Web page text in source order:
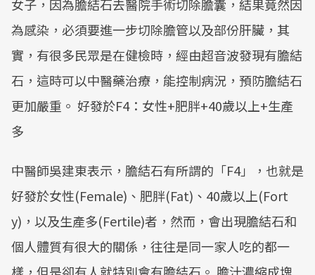
女子，因為膽結石去醫院手術切除膽囊，結果竟然因
為感染，必須要進一步切除膽管以及部份肝臟，其
實，有很多民眾是在健檢時，經由超音波發現有膽結
石，這時可以中醫藥治療，能控制病況，預防膽結石
更加嚴重。 好發於F4：女性+肥胖+40歲以上+生產
多
中醫師吳建東表示，膽結石有所謂的「F4」，也就是
好發於女性(Female)、肥胖(Fat)、40歲以上(Fort
y)，以及生產多(Fertile)者，然而，會出現膽結石和
個人體質有很大的關係，往往是同一家人吃的都一